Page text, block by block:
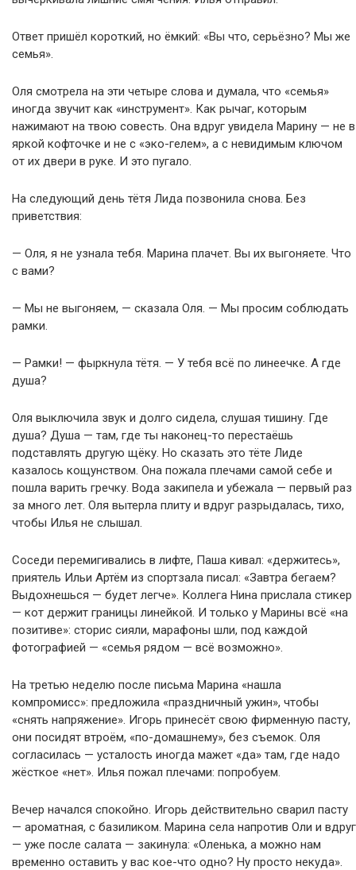
Ответ пришёл короткий, но ёмкий: «Вы что, серьёзно? Мы же
семья».
Оля смотрела на эти четыре слова и думала, что «семья»
иногда звучит как «инструмент». Как рычаг, которым
нажимают на твою совесть. Она вдруг увидела Марину — не в
яркой кофточке и не с «эко-гелем», а с невидимым ключом
от их двери в руке. И это пугало.
На следующий день тётя Лида позвонила снова. Без
приветствия:
— Оля, я не узнала тебя. Марина плачет. Вы их выгоняете. Что
с вами?
— Мы не выгоняем, — сказала Оля. — Мы просим соблюдать
рамки.
— Рамки! — фыркнула тётя. — У тебя всё по линеечке. А где
душа?
Оля выключила звук и долго сидела, слушая тишину. Где
душа? Душа — там, где ты наконец-то перестаёшь
подставлять другую щёку. Но сказать это тёте Лиде
казалось кощунством. Она пожала плечами самой себе и
пошла варить гречку. Вода закипела и убежала — первый раз
за много лет. Оля вытерла плиту и вдруг разрыдалась, тихо,
чтобы Илья не слышал.
Соседи перемигивались в лифте, Паша кивал: «держитесь»,
приятель Ильи Артём из спортзала писал: «Завтра бегаем?
Выдохнешься — будет легче». Коллега Нина прислала стикер
— кот держит границы линейкой. И только у Марины всё «на
позитиве»: сторис сияли, марафоны шли, под каждой
фотографией — «семья рядом — всё возможно».
На третью неделю после письма Марина «нашла
компромисс»: предложила «праздничный ужин», чтобы
«снять напряжение». Игорь принесёт свою фирменную пасту,
они посидят втроём, «по-домашнему», без съемок. Оля
согласилась — усталость иногда мажет «да» там, где надо
жёсткое «нет». Илья пожал плечами: попробуем.
Вечер начался спокойно. Игорь действительно сварил пасту
— ароматная, с базиликом. Марина села напротив Оли и вдруг
— уже после салата — закинула: «Оленька, а можно нам
временно оставить у вас кое-что одно? Ну просто некуда».